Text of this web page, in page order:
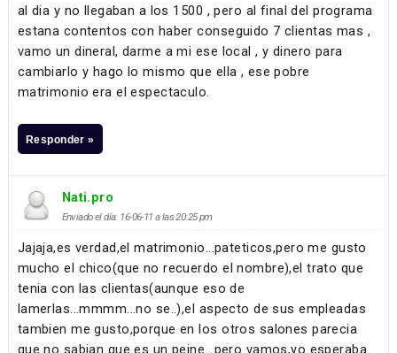
al dia y no llegaban a los 1500 , pero al final del programa
estana contentos con haber conseguido 7 clientas mas ,
vamo un dineral, darme a mi ese local , y dinero para
cambiarlo y hago lo mismo que ella , ese pobre
matrimonio era el espectaculo.
Responder »
Nati.pro
Enviado el día: 16-06-11 a las 20:25 pm
Jajaja,es verdad,el matrimonio...pateticos,pero me gusto
mucho el chico(que no recuerdo el nombre),el trato que
tenia con las clientas(aunque eso de
lamerlas...mmmm...no se..),el aspecto de sus empleadas
tambien me gusto,porque en los otros salones parecia
que no sabian que es un peine...pero vamos,yo esperaba